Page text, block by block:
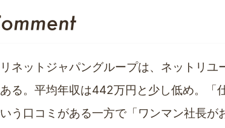
リネットジャパングループは、ネットリ
ある。平均年収は442万円と少し低め。「
いう口コミがある一方で「ワンマン社長